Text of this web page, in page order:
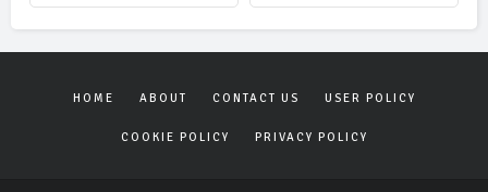
HOME ABOUT CONTACT US USER POLICY
COOKIE POLICY PRIVACY POLICY